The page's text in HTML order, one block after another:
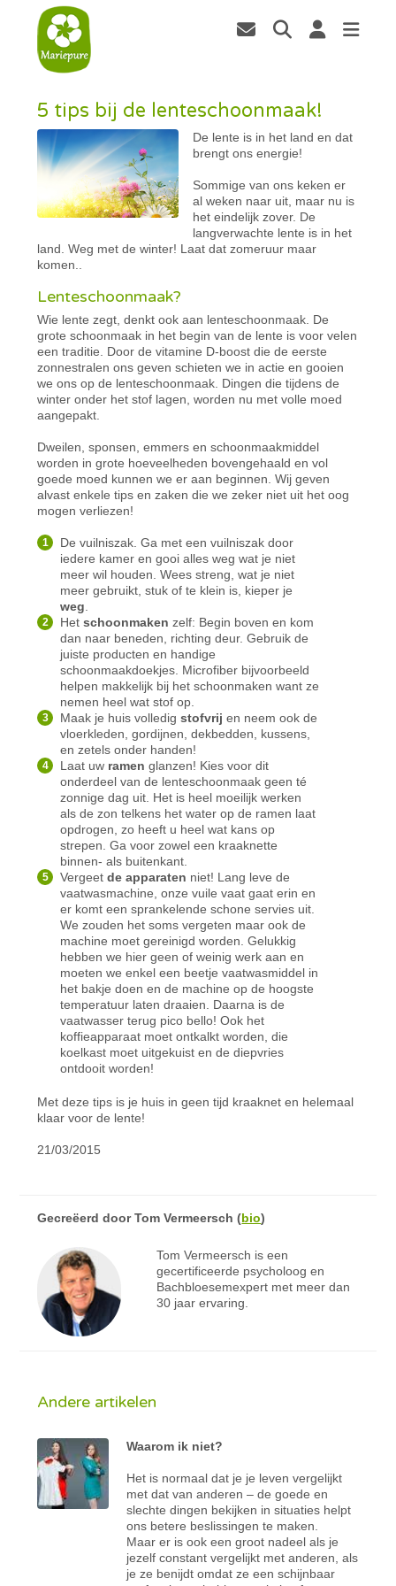
5 tips bij de lenteschoonmaak!
De lente is in het land en dat
brengt ons energie!
Sommige van ons keken er
al weken naar uit, maar nu is
het eindelijk zover. De
langverwachte lente is in het
land. Weg met de winter! Laat dat zomeruur maar
komen..
Lenteschoonmaak?
Wie lente zegt, denkt ook aan lenteschoonmaak. De
grote schoonmaak in het begin van de lente is voor velen
een traditie. Door de vitamine D-boost die de eerste
zonnestralen ons geven schieten we in actie en gooien
we ons op de lenteschoonmaak. Dingen die tijdens de
winter onder het stof lagen, worden nu met volle moed
aangepakt.
Dweilen, sponsen, emmers en schoonmaakmiddel
worden in grote hoeveelheden bovengehaald en vol
goede moed kunnen we er aan beginnen. Wij geven
alvast enkele tips en zaken die we zeker niet uit het oog
mogen verliezen!
De vuilniszak. Ga met een vuilniszak door
iedere kamer en gooi alles weg wat je niet
meer wil houden. Wees streng, wat je niet
meer gebruikt, stuk of te klein is, kieper je
weg
Hetschoonmaken zelf: Begin boven en kom
dan naar beneden, richting deur. Gebruik de
juiste producten en handige
schoonmaakdoekjes. Microfiber bijvoorbeeld
helpen makkelijk bij het schoonmaken want ze
nemen heel wat stof op.
Maak je huis volledigstofvrij en neem ook de
vloerkleden, gordijnen, dekbedden, kussens,
en zetels onder handen!
Laat uw ramen glanzen! Kies voor dit
onderdeel van de lenteschoonmaak geen té
zonnige dag uit. Het is heel moeilijk werken
als de zon telkens het water op de ramen laat
opdrogen, zo heeft u heel wat kans op
strepen. Ga voor zowel een kraaknette
binnen- als buitenkant.
Vergeetde apparaten niet! Lang leve de
vaatwasmachine, onze vuile vaat gaat erin en
er komt een sprankelende schone servies uit.
We zouden het soms vergeten maar ook de
machine moet gereinigd worden. Gelukkig
hebben we hier geen of weinig werk aan en
moeten we enkel een beetje vaatwasmiddel in
het bakje doen en de machine op de hoogste
temperatuur laten draaien. Daarna is de
vaatwasser terug pico bello! Ook het
koffieapparaat moet ontkalkt worden, die
koelkast moet uitgekuist en de diepvries
ontdooit worden!
Met deze tips is je huis in geen tijd kraaknet en helemaal
klaar voor de lente!
21/03/2015
Gecreëerd doorTom Vermeersch (bio)
Tom Vermeersch is een
gecertificeerde psycholoog en
Bachbloesemexpert met meer dan
30 jaar ervaring.
Andere artikelen
Waarom ik niet?
Het is normaal dat je je leven vergelijkt
met dat van anderen – de goede en
slechte dingen bekijken in situaties helpt
ons betere beslissingen te maken.
Maar er is ook een groot nadeel als je
jezelf constant vergelijkt met anderen, als
je ze benijdt omdat ze een schijnbaar